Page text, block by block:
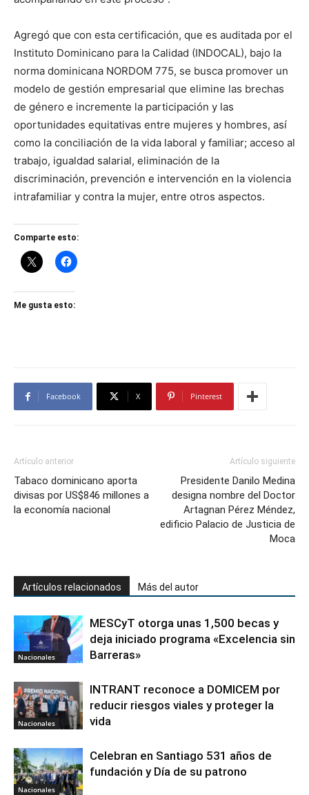
Agregó que con esta certificación, que es auditada por el
Instituto Dominicano para la Calidad (INDOCAL), bajo la
norma dominicana NORDOM 775, se busca promover un
modelo de gestión empresarial que elimine las brechas
de género e incremente la participación y las
oportunidades equitativas entre mujeres y hombres, así
como la conciliación de la vida laboral y familiar; acceso al
trabajo, igualdad salarial, eliminación de la
discriminación, prevención e intervención en la violencia
intrafamiliar y contra la mujer, entre otros aspectos.
Comparte esto:
Me gusta esto:
Facebook X Pinterest
Artículo anterior
Tabaco dominicano aporta
divisas por US$846 millones a
la economía nacional
Artículo siguiente
Presidente Danilo Medina
designa nombre del Doctor
Artagnan Pérez Méndez,
edificio Palacio de Justicia de
Moca
Artículos relacionados Más del autor
Nacionales
MESCyT otorga unas 1,500 becas y
deja iniciado programa «Excelencia sin
Barreras»
Nacionales
INTRANT reconoce a DOMICEM por
reducir riesgos viales y proteger la
vida
Nacionales
Celebran en Santiago 531 años de
fundación y Día de su patrono